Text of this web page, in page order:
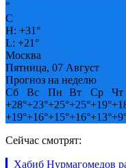
°
C
H: +31°
L: +21°
Москва
Пятница, 07 Август
Прогноз на неделю
Сб
Вс Пн Вт Ср
Чт
+28°+23°+25°+25°+19°+
+19°+16°+15°+16°+13°+
Сейчас смотрят:
▎Хабиб Нурмагомедов